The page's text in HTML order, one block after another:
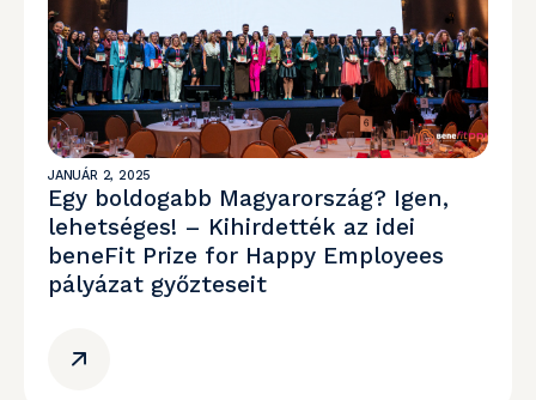
JANUÁR 2, 2025
Egy boldogabb Magyarország? Igen,
lehetséges! – Kihirdették az idei
beneFit Prize for Happy Employees
pályázat győzteseit